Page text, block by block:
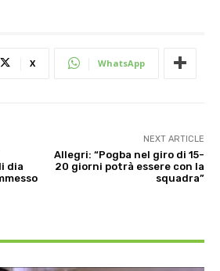
X WhatsApp
dia
NEXT ARTICLE
Allegri: “Pogba nel giro di 15-
20 giorni potrà essere con la
squadra”